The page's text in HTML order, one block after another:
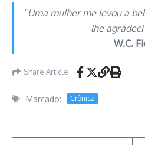
“Uma mulher me levou a
lhe
W.C.
Share Article
Marcado: Crônica